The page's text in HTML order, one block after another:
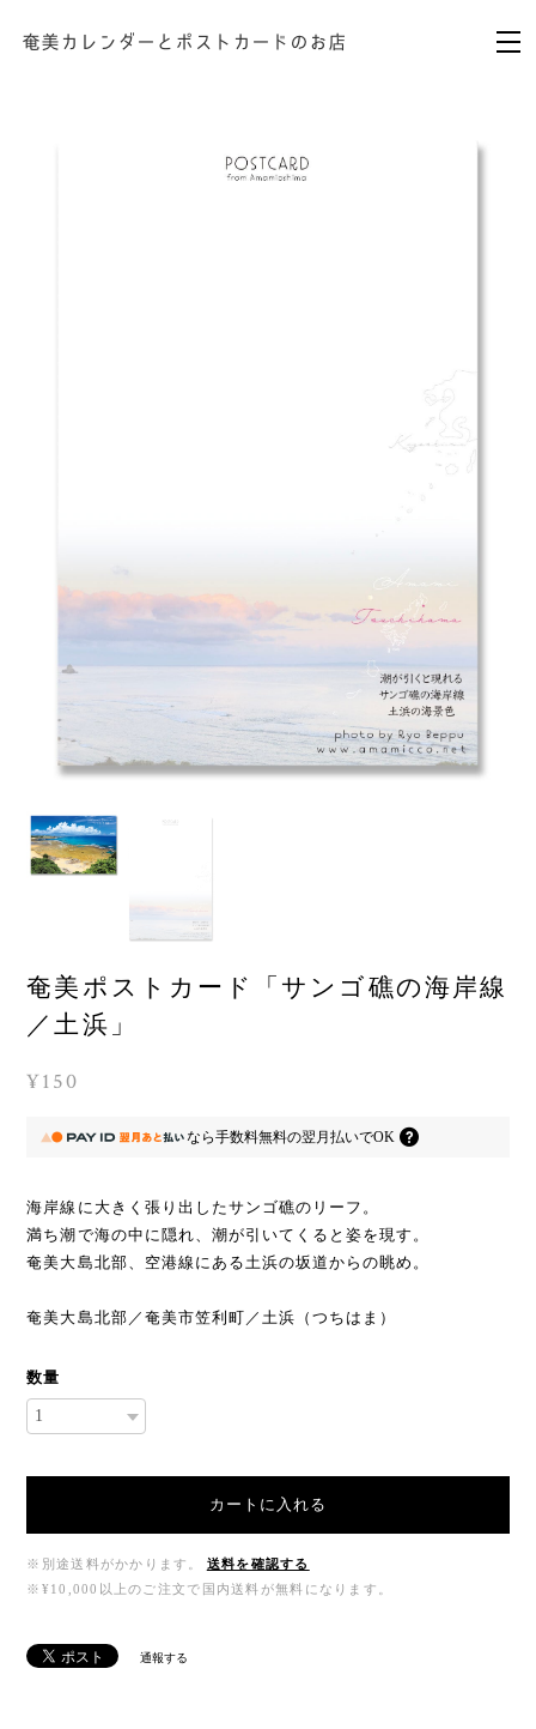
奄美ポストカード「サンゴ礁の海岸線
／土浜」
¥150
なら手数料無料の翌月払いでOK
海岸線に大きく張り出したサンゴ礁のリーフ。
満ち潮で海の中に隠れ、潮が引いてくると姿を現す。
奄美大島北部、空港線にある土浜の坂道からの眺め。
奄美大島北部／奄美市笠利町／土浜（つちはま）
数量
カートに入れる
※別途送料がかかります。
送料を確認する
※¥10,000以上のご注文で国内送料が無料になります。
通報する